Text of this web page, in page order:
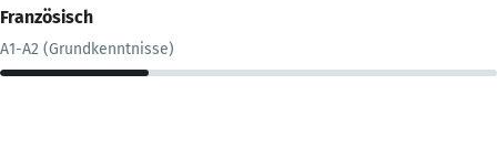
Französisch
A1-A2 (Grundkenntnisse)